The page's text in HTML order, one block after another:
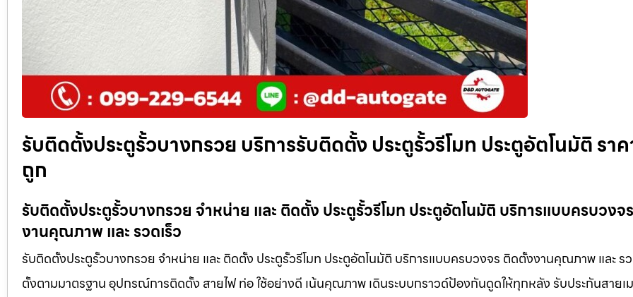
รับติดตั้งประตูรั้วบางกรวย บริการรับติดตั้ง ประตูรั้วรีโมท ประตูอัตโนมัติ รา
ถูก
รับติดตั้งประตูรั้วบางกรวย จำหน่าย และ ติดตั้ง ประตูรั้วรีโมท ประตูอัตโนมัติ บริการแบบครบวง
งานคุณภาพ และ รวดเร็ว
รับติดตั้งประตูรั้วบางกรวย จำหน่าย และ ติดตั้ง ประตูรั้วรีโมท ประตูอัตโนมัติ บริการแบบครบวงจร ติดตั้งงานคุณภาพ และ ร
ตั้งตามมาตรฐาน อุปกรณ์การติดตั้ง สายไฟ ท่อ ใช้อย่างดี เน้นคุณภาพ เดินระบบกราวด์ป้องกันดูดให้ทุกหลัง รับประกันสายเ